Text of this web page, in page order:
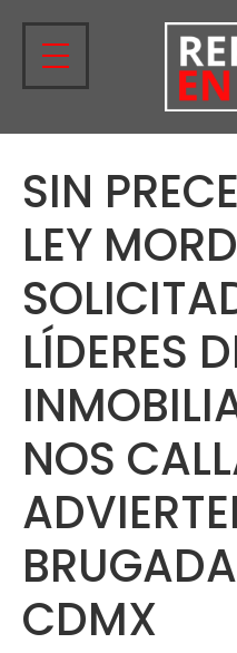
SIN
LEY
LÍDERES
NOS
CDMX